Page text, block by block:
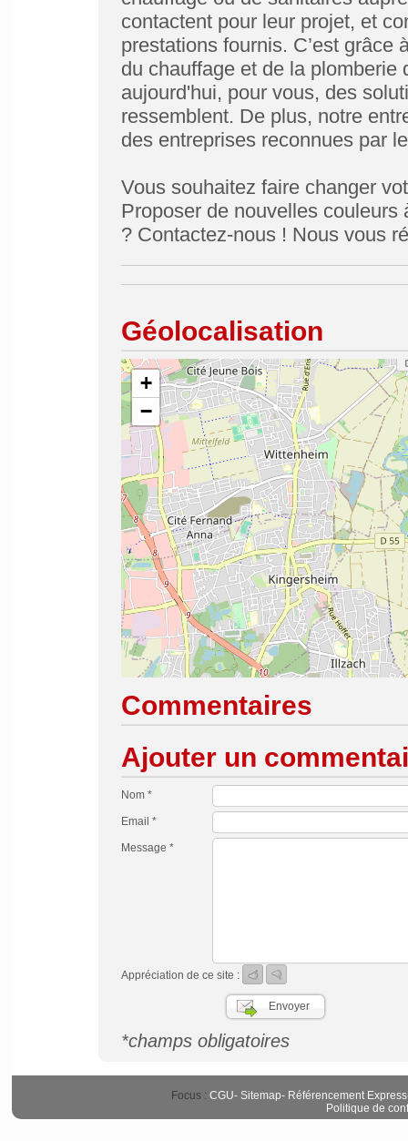
contactent pour leur projet, et
prestations fournis. C’est grâce
du chauffage et de la
aujourd'hui, pour vous, des
ressemblent. De plus, notre
des entreprises reconnues par
Vous souhaitez faire changer
Proposer de nouvelles
? Contactez-nous ! Nous vous
Géolocalisation
+
−
Commentaires
Ajouter un
Nom *
Email *
Message *
Appréciation de ce site :
*champs obligatoires
Focus : CGU- Sitemap- Référencement Express
Politique de